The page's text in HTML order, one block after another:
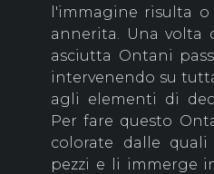
l'immagine risulta
annerita. Una volta
asciutta Ontani
intervenendo su
agli elementi di
Per fare questo
colorate dalle
pezzi e li immerge